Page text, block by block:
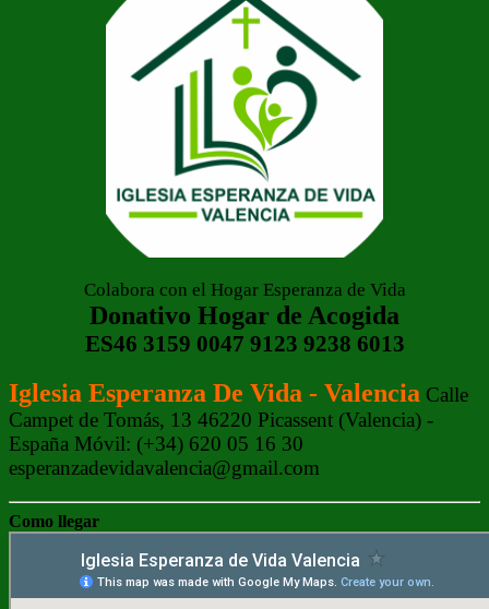
Colabora con el Hogar Esperanza de Vida
Donativo Hogar de Acogida
ES46 3159 0047 9123 9238 6013
Iglesia Esperanza De Vida - Valencia Calle
Campet de Tomás, 13 46220 Picassent (Valencia) -
España Móvil: (+34) 620 05 16 30
esperanzadevidavalencia@gmail.com
Como llegar